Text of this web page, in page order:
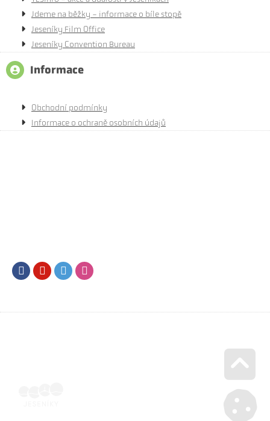
Jdeme na běžky - informace o bíle stopě
Jeseníky Film Office
Jeseníky Convention Bureau
Informace
Obchodní podmínky
Informace o ochraně osobních údajů
FacebookYoutubeTwitter
Go